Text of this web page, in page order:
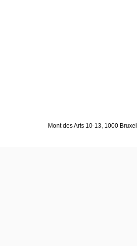
Mont des Arts 10-13, 1000